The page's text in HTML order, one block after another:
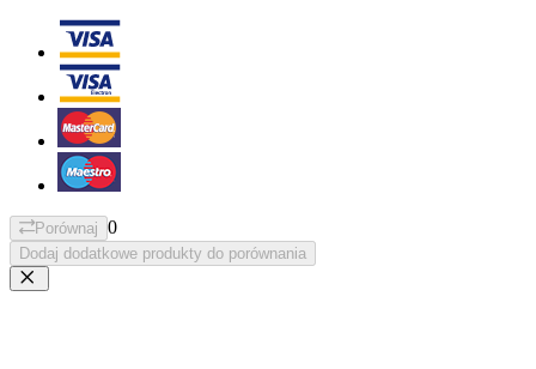
Porównaj 0
Dodaj dodatkowe produkty do porównania